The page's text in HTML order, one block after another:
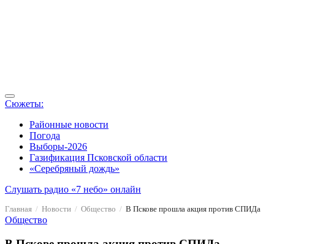
Сюжеты:
Районные новости
Погода
Выборы-2026
Газификация Псковской области
«Серебряный дождь»
Слушать радио «7 небо» онлайн
Главная Новости Общество В Пскове прошла акция против СПИДа
Общество